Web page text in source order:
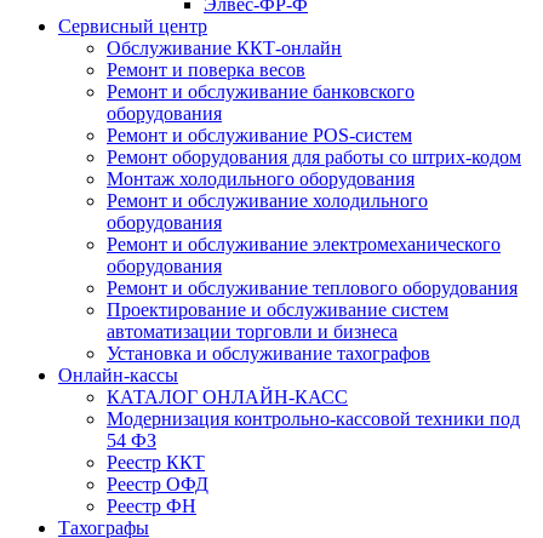
Элвес-ФР-Ф
Сервисный центр
Обслуживание ККТ-онлайн
Ремонт и поверка весов
Ремонт и обслуживание банковского
оборудования
Ремонт и обслуживание POS-систем
Ремонт оборудования для работы со штрих-кодом
Монтаж холодильного оборудования
Ремонт и обслуживание холодильного
оборудования
Ремонт и обслуживание электромеханического
оборудования
Ремонт и обслуживание теплового оборудования
Проектирование и обслуживание систем
автоматизации торговли и бизнеса
Установка и обслуживание тахографов
Онлайн-кассы
КАТАЛОГ ОНЛАЙН-КАСС
Модернизация контрольно-кассовой техники под
54 ФЗ
Реестр ККТ
Реестр ОФД
Реестр ФН
Тахографы